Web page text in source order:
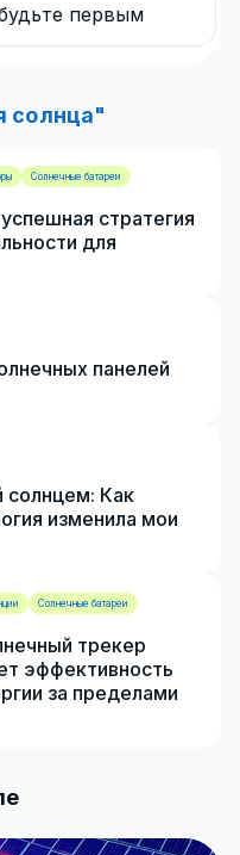
первым
солнца"
Солнечные батареи
стратегия
для
панелей
солнцем: Как
изменила мои
Солнечные батареи
трекер
эффективность
за пределами